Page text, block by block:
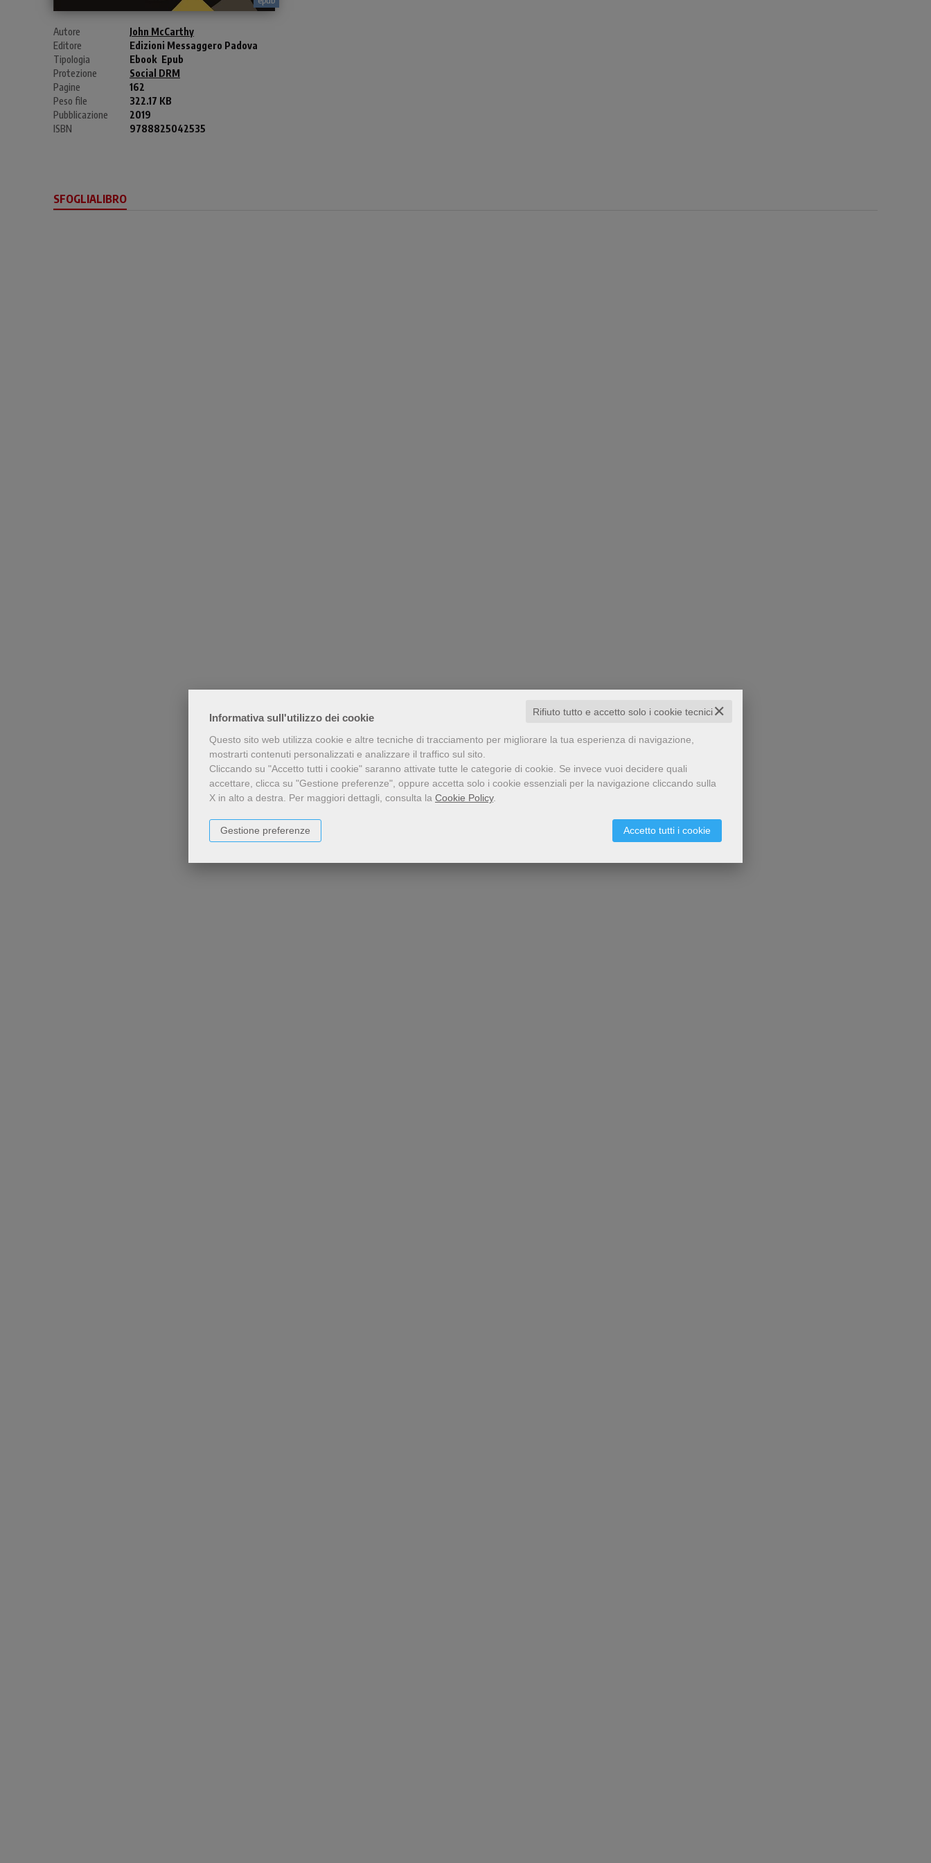
Informativa sull'utilizzo dei cookie ✕
Rifiuto tutto e accetto solo i cookie tecnici
Questo sito web utilizza cookie e altre tecniche di tracciamento per migliorare la tua esperienza di navigazione,
mostrarti contenuti personalizzati e analizzare il traffico sul sito.
Cliccando su "Accetto tutti i cookie" saranno attivate tutte le categorie di cookie. Se invece vuoi decidere quali
accettare, clicca su "Gestione preferenze", oppure accetta solo i cookie essenziali per la navigazione cliccando sulla
X in alto a destra. Per maggiori dettagli, consulta la Cookie Policy.
Accetto tutti i cookie
Gestione preferenze
Autore
John McCarthy
Editore
Edizioni Messaggero Padova
Tipologia
Ebook Epub
Protezione
Social DRM
Pagine
162
Peso file
322.17 KB
Pubblicazione
2019
ISBN
9788825042535
SFOGLIALIBRO